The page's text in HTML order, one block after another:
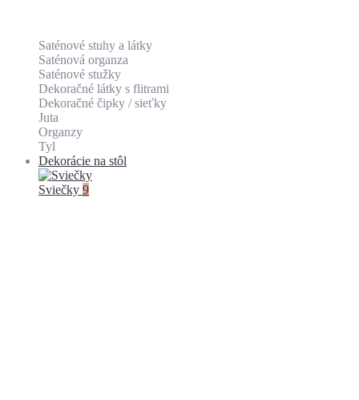
Saténové stuhy a látky
Saténová organza
Saténové stužky
Dekoračné látky s flitrami
Dekoračné čipky / sieťky
Juta
Organzy
Tyl
Dekorácie na stôl
Sviečky 9